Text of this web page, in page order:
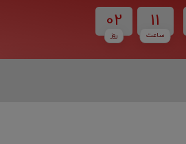
02
روز
11
ساعت‌